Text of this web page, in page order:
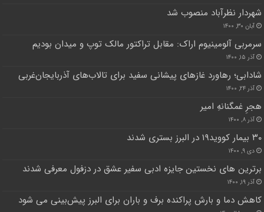
شهردار نظرآباد منصوب شد
آبان ۳۰, ۱۴۰۰
سرمربی آلومینیوم اراک: مقابل تراکتور مالک توپ و میدان بودیم
آذر ۱۵, ۱۴۰۰
شادابی؛ رهاورد غازهای پیشانی سفید برای تالاب‌های آذربایجان‌غربی
آذر ۲۴, ۱۴۰۰
هجرِ غمگنانهِ امیر
آذر ۸, ۱۴۰۰
۳۰ بیمار کووید۱۹ در البرز بستری شدند
دی ۹, ۱۴۰۰
برترین های نخستین جایزه ادبی سفیر عشق در دزفول معرفی شدند
آذر ۱۹, ۱۴۰۰
کاهش دما و بارش پراکنده برف و باران برای البرز پیش‌بینی می شود